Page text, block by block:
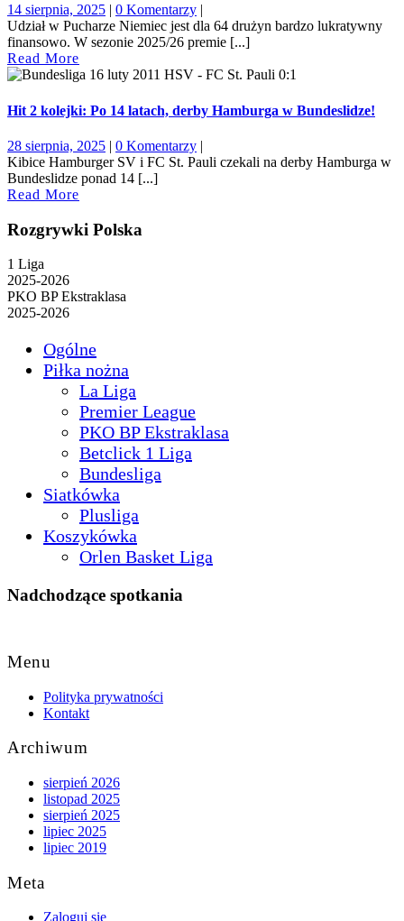
14 sierpnia, 202514
sierpnia,
2025
| 0 Komentarzy |
Udział w Pucharze Niemiec jest dla 64 drużyn bardzo lukratywny
finansowo. W sezonie 2025/26 premie [...]
Read More
More
Hit 2 kolejki: Po 14 latach, derby Hamburga w Bundeslidze!
28 sierpnia, 202528
sierpnia,
2025
| 0 Komentarzy |
Kibice Hamburger SV i FC St. Pauli czekali na derby Hamburga w
Bundeslidze ponad 14 [...]
Read More
Rozgrywki Polska
1 Liga
2025-2026
PKO BP Ekstraklasa
2025-2026
Ogólne
Piłka nożna
La Liga
Premier League
PKO BP Ekstraklasa
Betclick 1 Liga
Bundesliga
Siatkówka
Plusliga
Koszykówka
Orlen Basket Liga
Nadchodzące spotkania
to
Top
Menu
Polityka prywatności
Kontakt
Archiwum
sierpień 2026
listopad 2025
sierpień 2025
lipiec 2025
lipiec 2019
Meta
Zaloguj się